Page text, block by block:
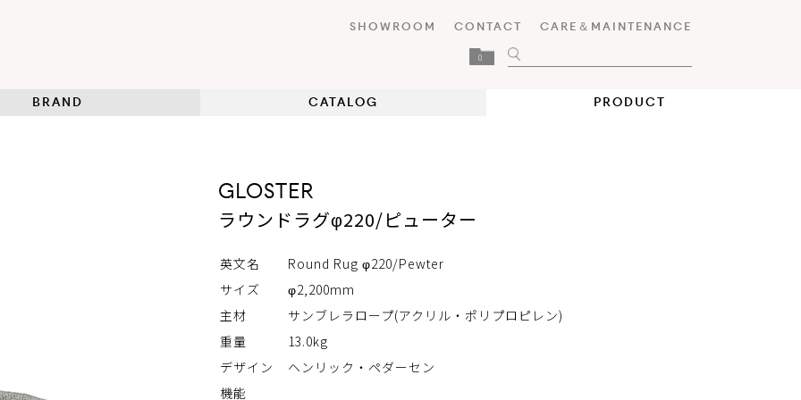
SHOWROOM CONTACT CARE＆MAINTENANCE
0
BRAND CATALOG PRODUCT
GLOSTER
ラウンドラグφ220/ピューター
英文名
Round Rug φ220/Pewter
サイズ
φ2,200mm
主材
サンブレラロープ(アクリル・ポリプロピレン)
重量
13.0kg
デザイン
ヘンリック・ペダーセン
機能